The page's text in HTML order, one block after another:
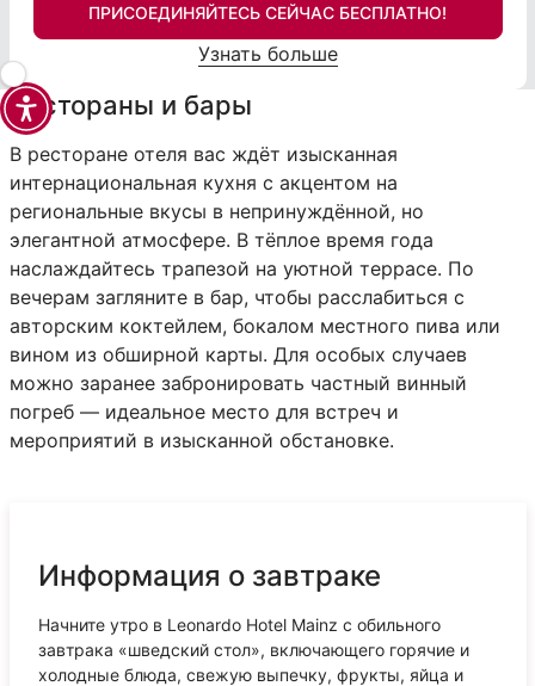
ПРИСОЕДИНЯЙТЕСЬ СЕЙЧАС БЕСПЛАТНО!
Узнать больше
Рестораны и бары
В ресторане отеля вас ждёт изысканная
интернациональная кухня с акцентом на
региональные вкусы в непринуждённой, но
элегантной атмосфере. В тёплое время года
наслаждайтесь трапезой на уютной террасе. По
вечерам загляните в бар, чтобы расслабиться с
авторским коктейлем, бокалом местного пива или
вином из обширной карты. Для особых случаев
можно заранее забронировать частный винный
погреб — идеальное место для встреч и
мероприятий в изысканной обстановке.
Информация о завтраке
Начните утро в Leonardo Hotel Mainz с обильного
завтрака «шведский стол», включающего горячие и
холодные блюда, свежую выпечку, фрукты, яйца и